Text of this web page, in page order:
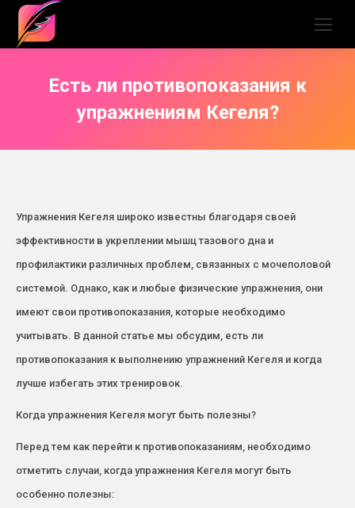
Есть ли противопоказания к
упражнениям Кегеля?
Упражнения Кегеля широко известны благодаря своей
эффективности в укреплении мышц тазового дна и
профилактики различных проблем, связанных с мочеполовой
системой. Однако, как и любые физические упражнения, они
имеют свои противопоказания, которые необходимо
учитывать. В данной статье мы обсудим, есть ли
противопоказания к выполнению упражнений Кегеля и когда
лучше избегать этих тренировок.
Когда упражнения Кегеля могут быть полезны?
Перед тем как перейти к противопоказаниям, необходимо
отметить случаи, когда упражнения Кегеля могут быть
особенно полезны: